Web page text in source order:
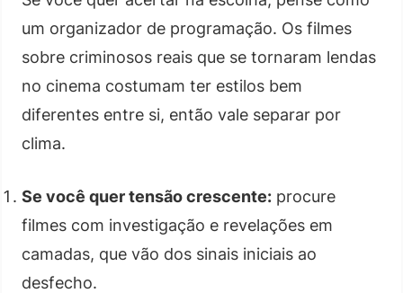
um organizador de programação. Os filmes
sobre criminosos reais que se tornaram lendas
no cinema costumam ter estilos bem
diferentes entre si, então vale separar por
clima.
Se você quer tensão crescente: procure
filmes com investigação e revelações em
camadas, que vão dos sinais iniciais ao
desfecho.